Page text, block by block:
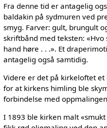
Fra denne tid er antagelig
baldakin på sydmuren ved
smyg. Farver: gult, brungult
skriftbånd med teksten:
hand høre . . .». Et
antagelig også samtidig.
Videre er det på kirkeloftet
for at kirkens himling ble
forbindelse med
I 1893 ble kirken malt